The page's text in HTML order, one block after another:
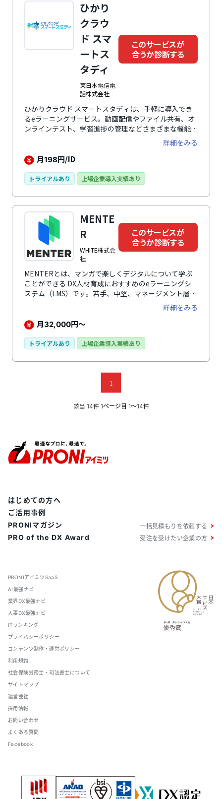
ひかり
クラウ
ド スマ
ートス
タディ
東日本電信電
話株式会社
このサービスが
合うか診断する
ひかりクラウド スマートスタディは、手軽に導入でき
るeラーニングサービス。動画配信やファイル共有、オ
ンラインテスト、学習進捗の管理などさまざまな機能を
搭載しています。eラーニングだけでなく、情報共有や
詳細をみる
月198円/ID
トライアルあり 上場企業導入実績あり
MENTE
R
WHITE株式会
社
このサービスが
合うか診断する
MENTERとは、マンガで楽しくデジタルについて学ぶ
ことができる DX人材育成におすすめのeラーニングシ
ステム（LMS）です。若手、中堅、マネージメント層す
べての社員（IT活用に長けている専門職を除く）が対象
であり、実際の活用シーンをイメージできるコンテンツ
をマンガ動画で楽しく学ぶことで理解度がよりUPしま
再開しながらパソコンやスマホで視聴が可能です。会社
ルを把握でき、社員は自身のITリテラシーをアップでき
ます。会社全体の「DX推進」に貢献します。
詳細をみる
月32,000円～
トライアルあり 上場企業導入実績あり
1
該当 14件 1ページ目 1〜14件
PRONIアイミツSaaS
AI最強ナビ
業界DX最強ナビ
人事DX最強ナビ
ITランキング
プライバシーポリシー
コンテンツ制作・運営ポリシー
利用規約
社会保険労務士・司法書士について
サイトマップ
運営会社
採用情報
お問い合わせ
よくある質問
Facebook
はじめての方へ
ご活用事例
PRONIマガジン
PRO of the DX Award
一括見積もりを依頼する
受注を受けたい企業の方